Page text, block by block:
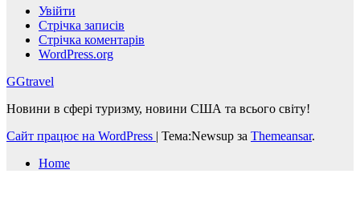
Увійти
Стрічка записів
Стрічка коментарів
WordPress.org
GGtravel
Новини в сфері туризму, новини США та всього світу!
Сайт працює на WordPress | Тема:Newsup за Themeansar.
Home